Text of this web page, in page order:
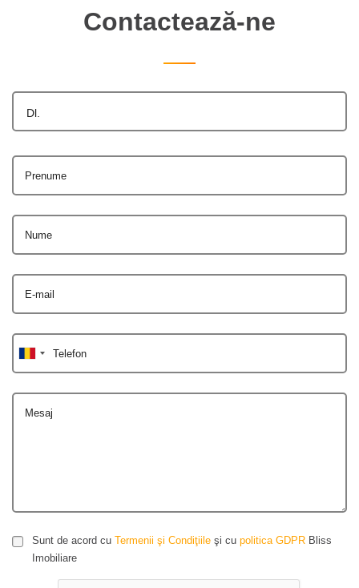
Contactează-ne
Dl.
Prenume
Nume
E-mail
Telefon
Mesaj
Sunt de acord cu Termenii şi Condiţiile şi cu politica GDPR Bliss
Imobiliare